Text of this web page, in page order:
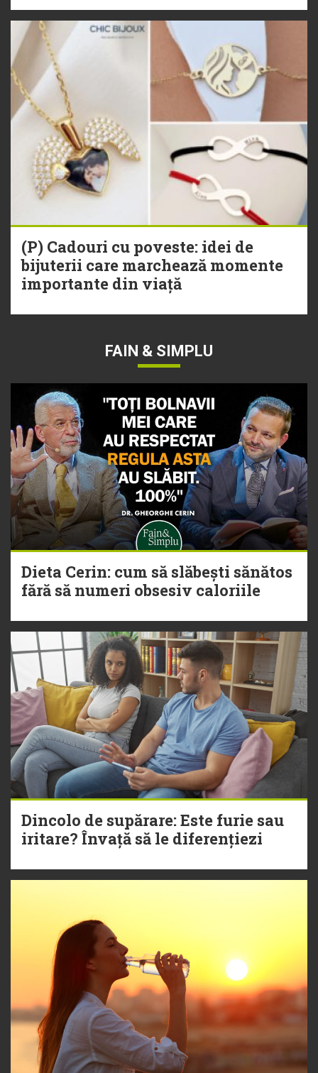
(P) Cadouri cu poveste: idei de
bijuterii care marchează momente
importante din viață
FAIN & SIMPLU
Dieta Cerin: cum să slăbești sănătos
fără să numeri obsesiv caloriile
Dincolo de supărare: Este furie sau
iritare? Învață să le diferențiezi